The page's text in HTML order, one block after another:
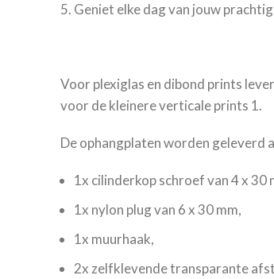
Geniet elke dag van jouw
Voor plexiglas en dibond prints
voor de kleinere verticale prints 1.
De ophangplaten worden geleverd
1x cilinderkop schroef van 4 x 30
1x nylon plug van 6 x 30 mm,
1x muurhaak,
2x zelfklevende transparante